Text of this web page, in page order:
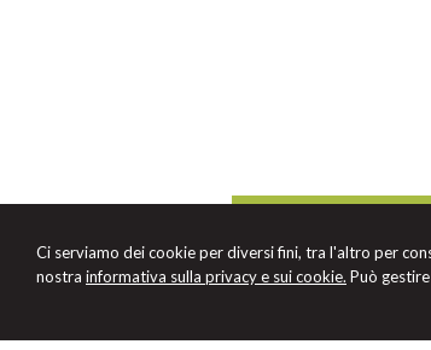
Ci serviamo dei cookie per diversi fini, tra l'altro per
nostra informativa sulla privacy e sui cookie. Può
Avv. Luigi
Via delle Lame 55 -